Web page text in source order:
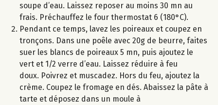
soupe d’eau. Laissez reposer au moins 30 mn au
frais. Préchauffez le four thermostat 6 (180°C).
Pendant ce temps, lavez les poireaux et coupez en
tronçons. Dans une poêle avec 20g de beurre, faites
suer les blancs de poireaux 5 mn, puis ajoutez le
vert et 1/2 verre d’eau. Laissez réduire à feu
doux. Poivrez et muscadez. Hors du feu, ajoutez la
crème. Coupez le fromage en dés. Abaissez la pâte à
tarte et déposez dans un moule à